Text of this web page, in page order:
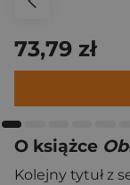
73,79 zł
O książce
Kolejny tytuł z